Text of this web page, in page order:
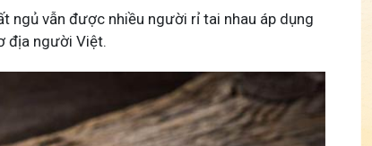
ngủ vẫn được nhiều người rỉ tai nhau áp dụng
địa người Việt.